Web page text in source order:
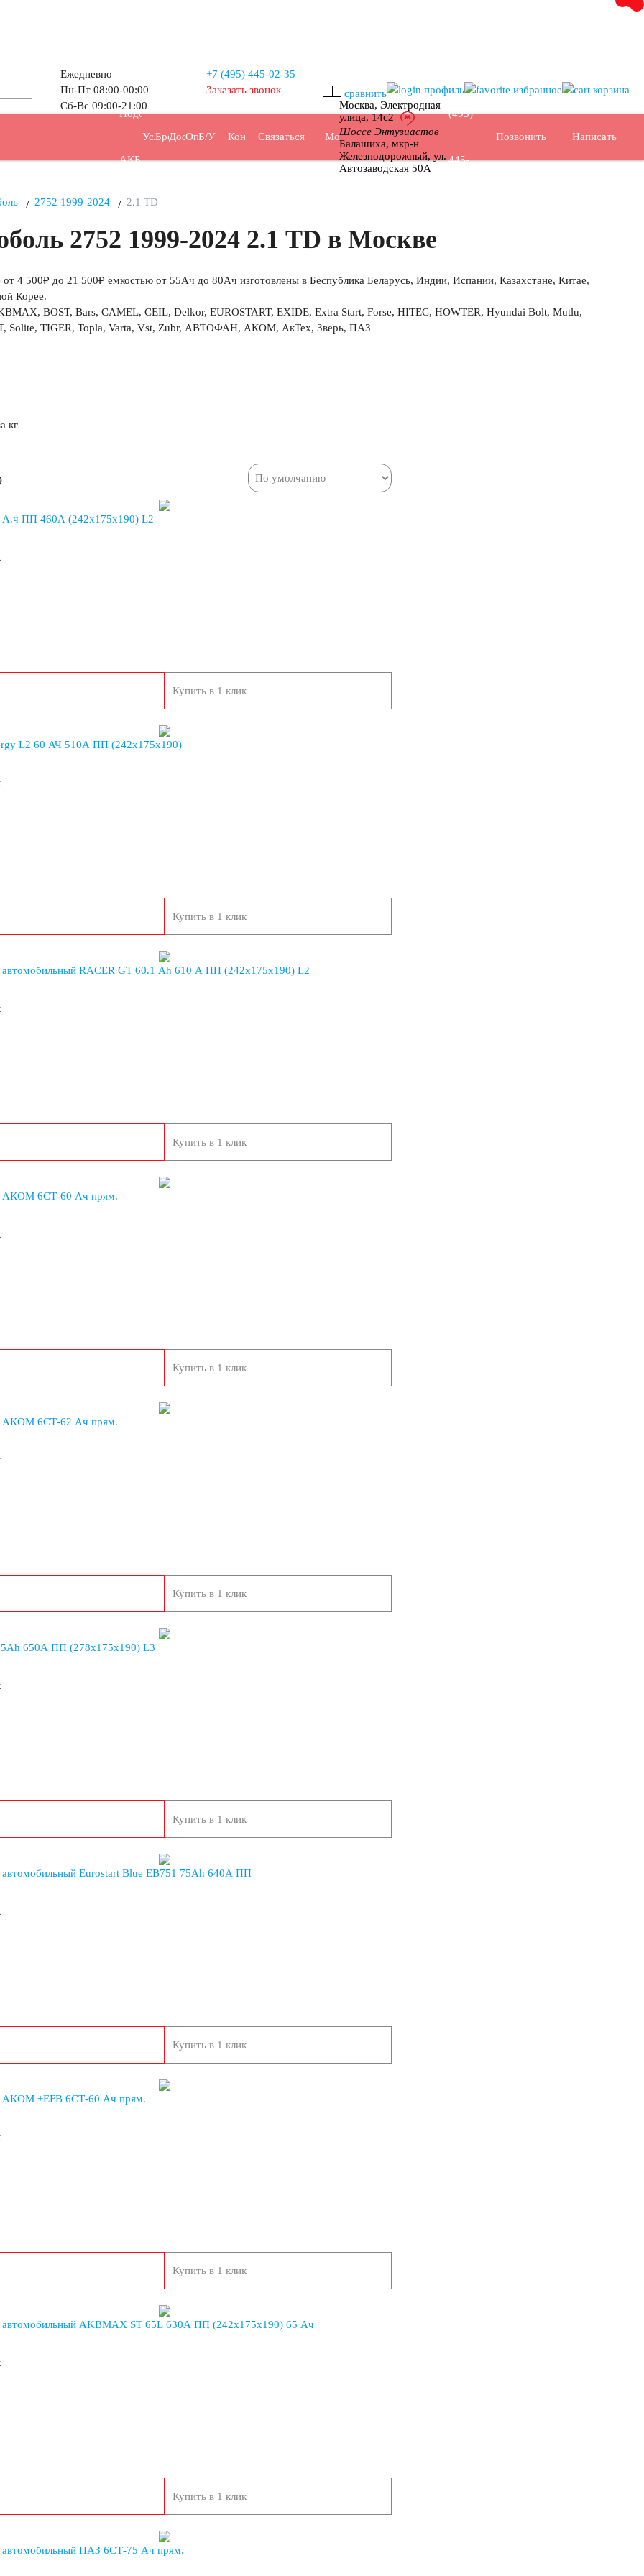
Ежедневно
Пн-Пт 08:00-00:00
Сб-Вс 09:00-21:00
+7 (495) 445-02-35
Заказать звонок
сравнить профиль избранное корзина
44 А/ч
150 А/ч
Польша
Подбор
АКБ
Услуги
Бренды
Доставка
Оплата
Прием
Б/У КонтактыСвязаться Москва
Москва, Электродная
улица, 14с2
Шоссе Энтузиастов
Балашиха, мкр-н
Железнодорожный, ул.
Автозаводская 50А
(495)
445-
Позвонить Написать
2752 1999-2024 2.1 TD
2752 1999-2024 2.1 TD в Москве
4 500₽ до 21 500₽ емкостью от 55Ач до 80Ач изготовлены в Беспублика Беларусь, Индии, Испании, Казахстане, Китае,
Корее.
BOST, Bars, CAMEL, CEIL, Delkor, EUROSTART, EXIDE, Extra Start, Forse, HITEC, HOWTER, Hyundai Bolt, Mutlu,
Solite, TIGER, Topla, Varta, Vst, Zubr, АВТОФАН, АКОМ, АкТех, Зверь, ПАЗ
кг
ПП 460A (242x175x190) L2
Купить в 1 клик
L2 60 АЧ 510A ПП (242x175x190)
Купить в 1 клик
автомобильный RACER GT 60.1 Ah 610 A ПП (242x175x190) L2
Купить в 1 клик
АКОМ 6СТ-60 Ач прям.
Купить в 1 клик
АКОМ 6СТ-62 Ач прям.
Купить в 1 клик
650A ПП (278x175x190) L3
Купить в 1 клик
автомобильный Eurostart Blue EB751 75Ah 640A ПП
Купить в 1 клик
АКОМ +EFB 6СТ-60 Ач прям.
Купить в 1 клик
автомобильный AKBMAX ST 65L 630A ПП (242x175x190) 65 Ач
Купить в 1 клик
автомобильный ПАЗ 6СТ-75 Ач прям.